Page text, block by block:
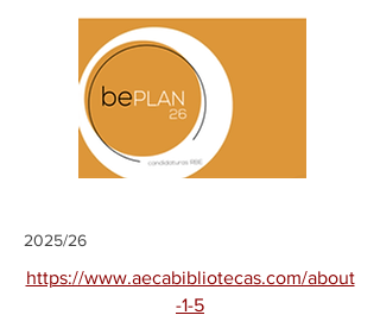
2025/26
https://www.aecabibliotecas.com/about
-1-5